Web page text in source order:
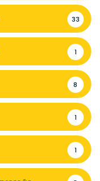
33
1
8
1
1